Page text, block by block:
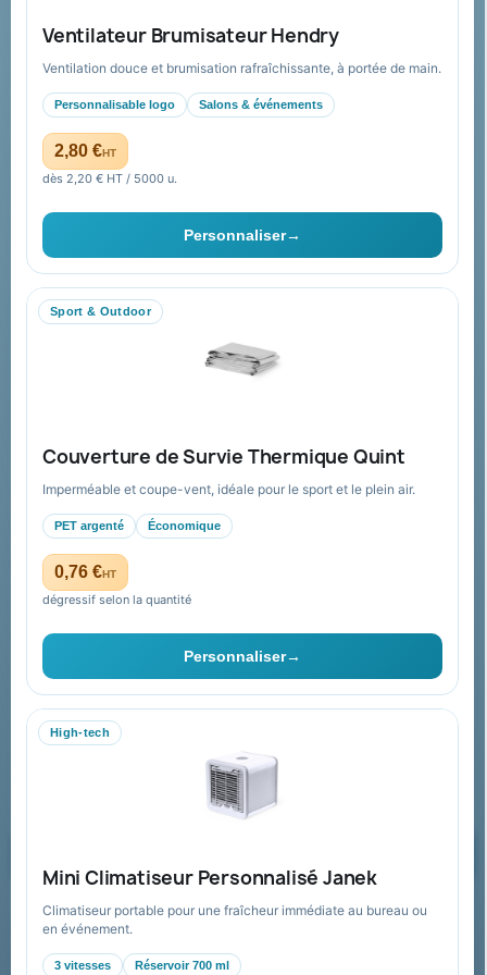
Ventilateur Brumisateur Hendry
Ventilation douce et brumisation rafraîchissante, à portée de main.
Personnalisable logo Salons & événements
2,80 €HT
dès 2,20 € HT / 5000 u.
Personnaliser→
Sport & Outdoor
Couverture de Survie Thermique Quint
Imperméable et coupe-vent, idéale pour le sport et le plein air.
PET argenté Économique
0,76 €HT
dégressif selon la quantité
Personnaliser→
High-tech
Mini Climatiseur Personnalisé Janek
Climatiseur portable pour une fraîcheur immédiate au bureau ou
en événement.
3 vitesses Réservoir 700 ml
Nouveautés
Catalogue goodies
Cadeaux de fin d’année
À propos
Nos expertises &
accompagnement global
Ils nous ont fait confiance
Livraison
Nous contacter
FAQ sur Promenoch Goodies Pub France
Conditions de retour
Paiement sécurisé
Plan du site
Contact & devis
06 09 53 17 41
WhatsApp
equipe@promenoch-goodies.com
Recevez nos offres spéciales